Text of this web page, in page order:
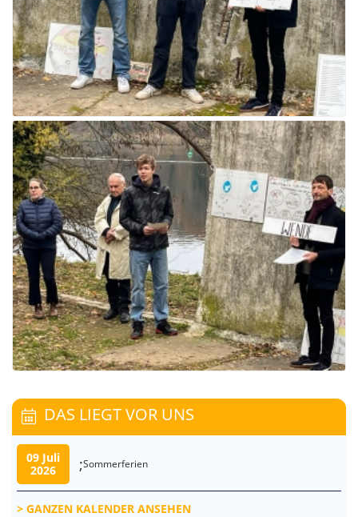
DAS LIEGT VOR UNS
09 Juli
2026
;Sommerferien
GANZEN KALENDER ANSEHEN